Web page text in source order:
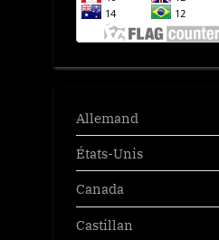
Allemand
États-Unis
Canada
Castillan